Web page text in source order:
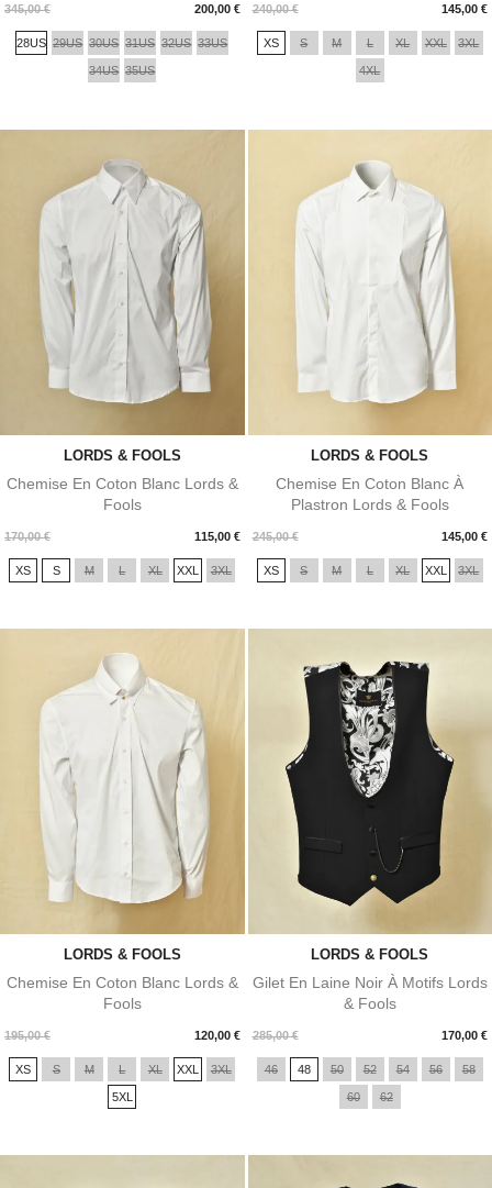
345,00 € 200,00 €
Prix
28US 29US 30US 31US 32US 33US
34US 35US
240,00 € 145,00 €
Prix
XS S M L XL XXL 3XL
4XL
LORDS & FOOLS
Chemise En Coton Blanc Lords &
Fools
170,00 € 115,00 €
Prix
XS S M L XL XXL 3XL
LORDS & FOOLS
Chemise En Coton Blanc À
Plastron Lords & Fools
245,00 € 145,00 €
Prix
XS S M L XL XXL 3XL
LORDS & FOOLS
Chemise En Coton Blanc Lords &
Fools
195,00 € 120,00 €
Prix
XS S M L XL XXL 3XL
5XL
LORDS & FOOLS
Gilet En Laine Noir À Motifs Lords
& Fools
285,00 € 170,00 €
Prix
46 48 50 52 54 56 58
60 62